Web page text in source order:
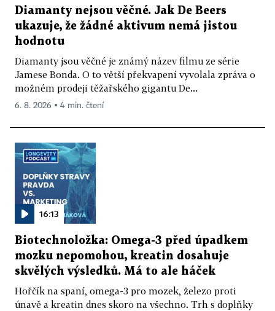
Diamanty nejsou věčné. Jak De Beers
ukazuje, že žádné aktivum nemá jistou
hodnotu
Diamanty jsou věčné je známý název filmu ze série
Jamese Bonda. O to větší překvapení vyvolala zpráva o
možném prodeji těžařského gigantu De...
6. 8. 2026 ▪ 4 min. čtení
16:13
Biotechnoložka: Omega-3 před úpadkem
mozku nepomohou, kreatin dosahuje
skvělých výsledků. Má to ale háček
Hořčík na spaní, omega-3 pro mozek, železo proti
únavě a kreatin dnes skoro na všechno. Trh s doplňky